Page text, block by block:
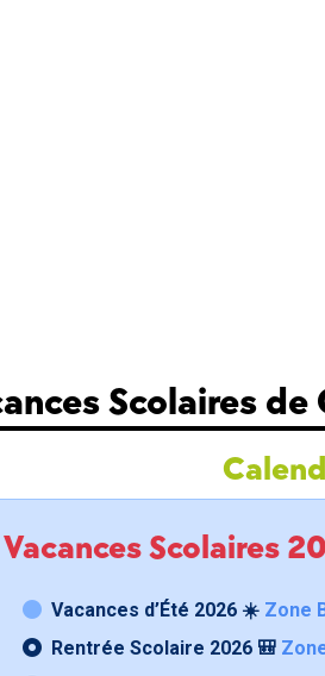
Scolaires de
Vacances Scolaires
Vacances d’Été 2026 ☀️ Zone
Rentrée Scolaire 2026 🎒